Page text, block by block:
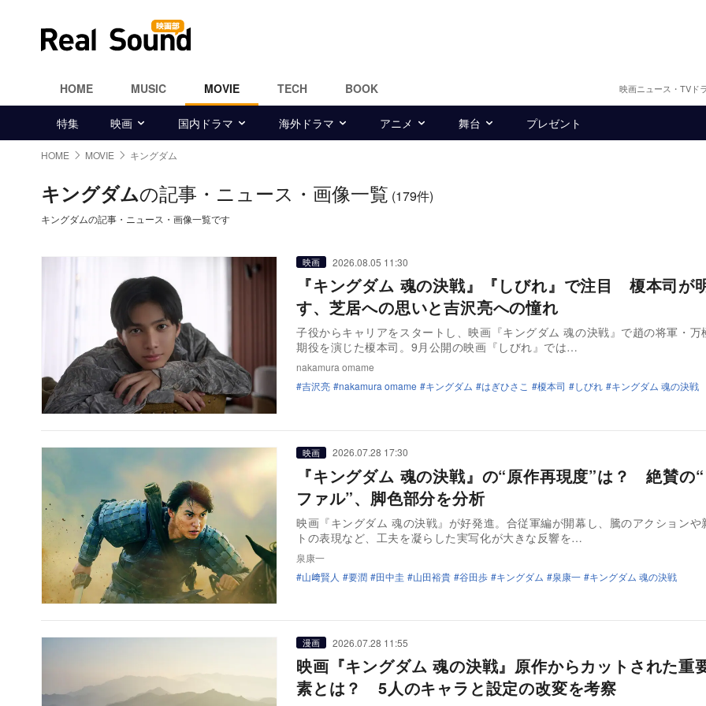
HOME MUSIC MOVIE TECH BOOK 映画ニュース・TVド
特集 映画 国内ドラマ 海外ドラマ アニメ 舞台 プレゼント
HOME MOVIE キングダム
キングダムの記事・ニュース・画像一覧 (179件)
キングダムの記事・ニュース・画像一覧です
映画 2026.08.05 11:30
『キングダム 魂の決戦』『しびれ』で注目 榎本司が
す、芝居への思いと吉沢亮への憧れ
子役からキャリアをスタートし、映画『キングダム 魂の決戦』で趙の将軍・万
期役を演じた榎本司。9月公開の映画『しびれ』では…
nakamura omame
吉沢亮
nakamura omame キングダム はぎひさこ 榎本司 しびれ キングダム 魂の決戦
映画 2026.07.28 17:30
『キングダム 魂の決戦』の“原作再現度”は？ 絶賛の
ファル”、脚色部分を分析
映画『キングダム 魂の決戦』が好発進。合従軍編が開幕し、騰のアクションや
トの表現など、工夫を凝らした実写化が大きな反響を…
泉康一
山﨑賢人
要潤 田中圭 山田裕貴 谷田歩 キングダム 泉康一 キングダム 魂の決戦
漫画 2026.07.28 11:55
映画『キングダム 魂の決戦』原作からカットされた重
素とは？ 5人のキャラと設定の改変を考察